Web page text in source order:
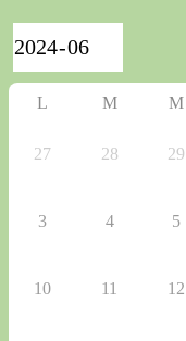
L M M
27 28 29
3 4 5
10 11 12